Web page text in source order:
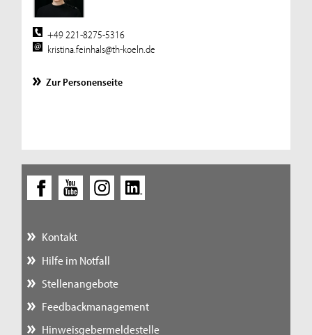
+49 221-8275-5316
kristina.feinhals@th-koeln.de
Zur Personenseite
Kontakt
Hilfe im Notfall
Stellenangebote
Feedbackmanagement
Hinweisgebermeldestelle